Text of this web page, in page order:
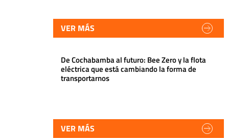
VER MÁS
De Cochabamba al futuro: Bee Zero y la flota
eléctrica que está cambiando la forma de
transportarnos
VER MÁS